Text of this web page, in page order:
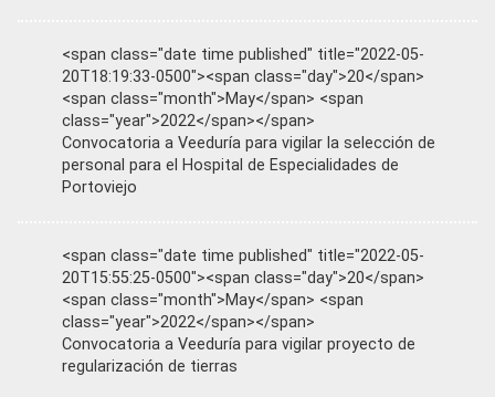
<span class="date time published" title="2022-05-
20T18:19:33-0500"><span class="day">20</span>
<span class="month">May</span> <span
class="year">2022</span></span>
Convocatoria a Veeduría para vigilar la selección de
personal para el Hospital de Especialidades de
Portoviejo
<span class="date time published" title="2022-05-
20T15:55:25-0500"><span class="day">20</span>
<span class="month">May</span> <span
class="year">2022</span></span>
Convocatoria a Veeduría para vigilar proyecto de
regularización de tierras